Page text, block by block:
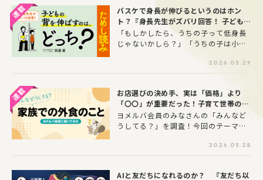
です。
後藤有紀さんに、関東近郊にあるおす
すめの夏の花スポットをピックアップ
してもらいました！
バスケで身長が伸びるというのはホン
ト？『身長先生がズバリ回答！ 子どもの
背を伸ばすのは、どっち？』ためし読
み！
「もしかしたら、うちの子って低身長
じゃないかしら？」「うちの子は小学
ちばん前のほう。」こんなお悩みあり
ませんか？1万5000人以上を診てきた
ズバリ回答！ 子どもの背を伸ばすの
は、どっち？』ためし読み！ 最新の
エビデンスに基づく、”新しい身長の伸
ばし方・考え方”を紹介。
2026.05.29
お店選びの決め手、実は「価格」より
「〇〇」が重要だった！子育て世帯の外
食事情を調査
ヨメルバ会員のみなさんの「みんなど
うしてる？」を調査！今回のテーマ
フレッシュや、毎日のご飯づくりをち
ょっとお休みしたいとき、家族での
2026.05.28
AIと友だちになれるのか？ 『友だち以